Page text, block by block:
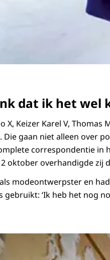
dat ik het wel
X, Keizer Karel V,
gaan niet alleen over
correspondentie in
oktober overhandigde zij
modeontwerpster en
gebruikt: ‘Ik heb het nog
naar spreker in zaal.